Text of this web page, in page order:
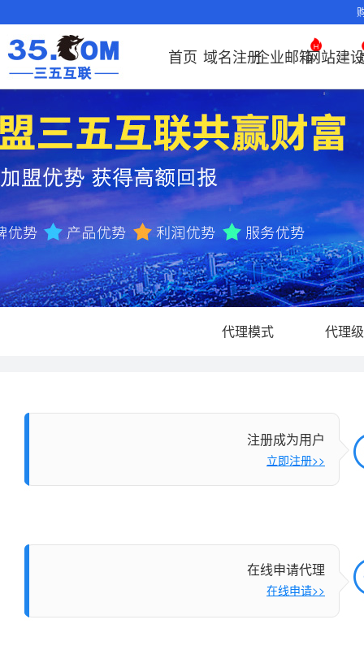
首页 域名注册
域名注册
域名价格总览
近期促销
Whois查询
DNS管理器
备案中心
域名转入
SSL证书
解决方案
企业
方案
企业
决方案
域名
企业邮箱
企业邮箱
EDM邮件营销
企业云办公解
决方案
企业沟通解决
方案
企业数字化解
决方案
企业邮箱常见
问题
常见问题
企业邮箱
邮局解析
置使用指南
企业邮箱
书
企业邮箱
网站建
刺猬响站
微信小程序
定制及品牌建
站
SSL证书
海外加速
Google优化&
推广
解决方案
企业
方案
网络
方案
网站
问题
经济型
全能型
独享型
外贸型
老型号
代理型
企业上网解决方案
企业数字化解决方案
虚拟主机常见问题
AI扫描/修复
基础版
标准版
高级版
企业上网解决
方案
云服务器常见
问题
IPV6转换服务
常见问题
如何购买
如何选择
云服务器
服务器网
云OA
OKR
人脉云名片
企业上网解决
方案
企业云办公解
决方案
企业数字化解
决方案
常见问题
什么是OA
OA有哪些
35OA有什
如何创建
怎么创建
SSL证书
申请
国密证书
申请
证书品牌
ssITrus
DigiCert
GeoTrust
TrustAsia
证书选购
我的证书
证书托管
谷易搜
网站推广
百度搜索
Google优
化&推广
出海社媒
运营
海外加速
企业上网解决
方案
外贸数字营销
解决方案
常见问题
什么是
要用CDN？
如何接入
如何管理
如何查询
况？
CDN流量
代理模式 代理
但又不想投入资金或缺乏
三五互联任意级别的代理商
完全免费
可以独立为您所发展的用户开据合法有效的服务票据
具有比较丰富的互联网络技术经验与从业背景
个人需要提交个人身份证复印件，企业提交企业营业执照复印件
需要交付一定的预交款，该款项是为您注册域名、购买网站所用
三五互联拥有良好的口碑、高品质的产品和服务，15年经
用户的选择！国内3强主机服务商, ICANN、CNNIC双认证
注册商，被CNNIC评为四级星注册服务机构，与我们合作
注册成为用户
立即注册>>
在线申请代理
在线申请>>